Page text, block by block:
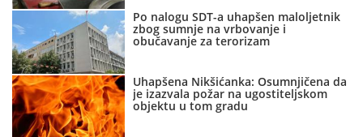
Po nalogu SDT-a uhapšen maloljetnik
zbog sumnje na vrbovanje i
obučavanje za terorizam
Uhapšena Nikšićanka: Osumnjičena da
je izazvala požar na ugostiteljskom
objektu u tom gradu